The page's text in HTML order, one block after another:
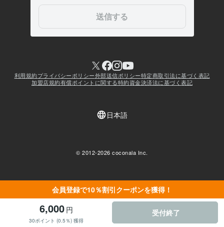
会員登録で10％割引クーポンを獲得！
6,000 円
30ポイント (0.5％) 獲得
受付終了